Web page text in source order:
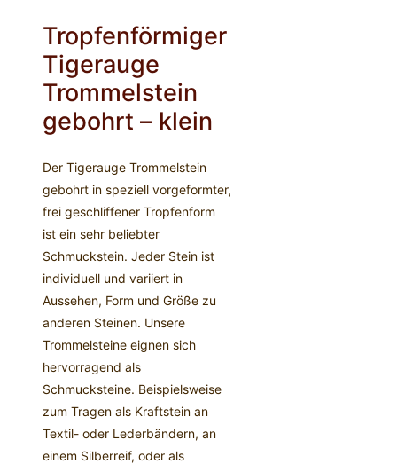
Tropfenförmiger
Tigerauge
Trommelstein
gebohrt – klein
Der Tigerauge Trommelstein
gebohrt in speziell vorgeformter,
frei geschliffener Tropfenform
ist ein sehr beliebter
Schmuckstein. Jeder Stein ist
individuell und variiert in
Aussehen, Form und Größe zu
anderen Steinen. Unsere
Trommelsteine eignen sich
hervorragend als
Schmucksteine. Beispielsweise
zum Tragen als Kraftstein an
Textil- oder Lederbändern, an
einem Silberreif, oder als